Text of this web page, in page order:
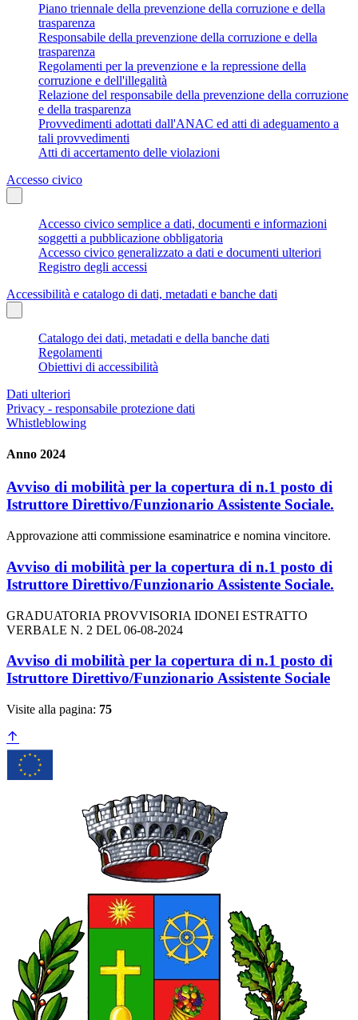
Piano triennale della prevenzione della corruzione e della
trasparenza
Responsabile della prevenzione della corruzione e della
trasparenza
Regolamenti per la prevenzione e la repressione della
corruzione e dell'illegalità
Relazione del responsabile della prevenzione della corruzione
e della trasparenza
Provvedimenti adottati dall'ANAC ed atti di adeguamento a
tali provvedimenti
Atti di accertamento delle violazioni
Accesso civico
Accesso civico semplice a dati, documenti e informazioni
soggetti a pubblicazione obbligatoria
Accesso civico generalizzato a dati e documenti ulteriori
Registro degli accessi
Accessibilità e catalogo di dati, metadati e banche dati
Catalogo dei dati, metadati e della banche dati
Regolamenti
Obiettivi di accessibilità
Dati ulteriori
Privacy - responsabile protezione dati
Whistleblowing
Anno 2024
Avviso di mobilità per la copertura di n.1 posto di
Istruttore Direttivo/Funzionario Assistente Sociale.
Approvazione atti commissione esaminatrice e nomina vincitore.
Avviso di mobilità per la copertura di n.1 posto di
Istruttore Direttivo/Funzionario Assistente Sociale.
GRADUATORIA PROVVISORIA IDONEI ESTRATTO
VERBALE N. 2 DEL 06-08-2024
Avviso di mobilità per la copertura di n.1 posto di
Istruttore Direttivo/Funzionario Assistente Sociale
Visite alla pagina: 75